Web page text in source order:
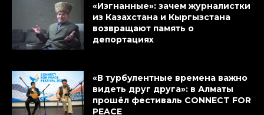
«Изгнанные»: зачем журналистки
из Казахстана и Кыргызстана
возвращают память о
депортациях
«В турбулентные времена важно
видеть друг друга»: в Алматы
прошёл фестиваль CONNECT FOR
PEACE